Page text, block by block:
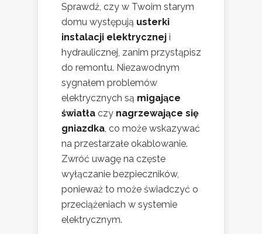
Sprawdź, czy w Twoim starym
domu występują usterki
instalacji elektrycznej i
hydraulicznej, zanim przystąpisz
do remontu. Niezawodnym
sygnałem problemów
elektrycznych są migające
światła czy nagrzewające się
gniazdka , co może wskazywać
na przestarzałe okablowanie.
Zwróć uwagę na częste
wyłączanie bezpieczników,
ponieważ to może świadczyć o
przeciążeniach w systemie
elektrycznym.